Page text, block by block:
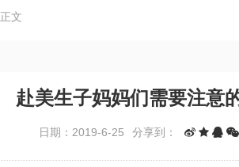
正文
赴美生子妈妈们需要注意
日期：2019-6-25 分享到：